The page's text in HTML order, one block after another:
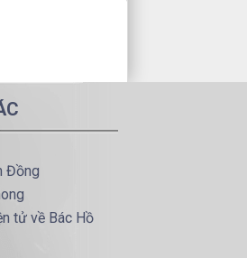
Đồng
tử về Bác Hồ